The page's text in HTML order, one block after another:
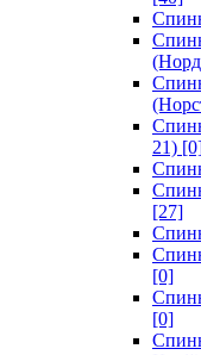
21)
[27]
[0]
[0]